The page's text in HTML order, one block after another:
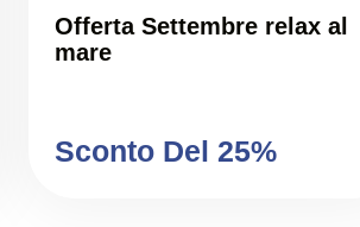
Offerta Settembre relax al
mare
Sconto Del 25%